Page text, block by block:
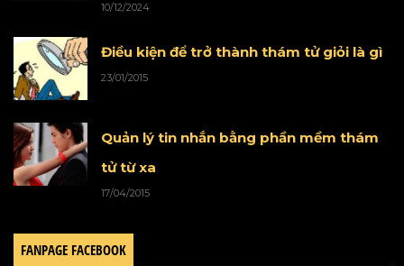
10/12/2024
Điều kiện để trở thành thám tử giỏi là gì
23/01/2015
Quản lý tin nhắn bằng phần mềm thám
tử từ xa
17/04/2015
FANPAGE FACEBOOK